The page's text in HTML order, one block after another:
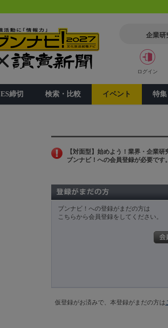
企業研
ログイン
ES締切 検索・比較 イベント 特集
【対面型】始めよう！業界・企業
ブンナビ！への会員登録が必要です。
ブンナビ！への登録がまだの方は
こちらから会員登録をしてください。
仮登録がお済みで、本登録がまだの方は